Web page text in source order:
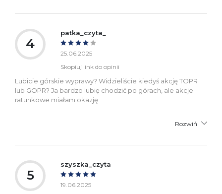
4
patka_czyta_
25.06.2025
Skopiuj link do opinii
Lubicie górskie wyprawy? Widzieliście kiedyś akcję TOPR
lub GOPR? Ja bardzo lubię chodzić po górach, ale akcje
ratunkowe miałam okazję
Rozwiń
5
szyszka_czyta
19.06.2025